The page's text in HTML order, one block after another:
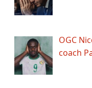
OGC
coach